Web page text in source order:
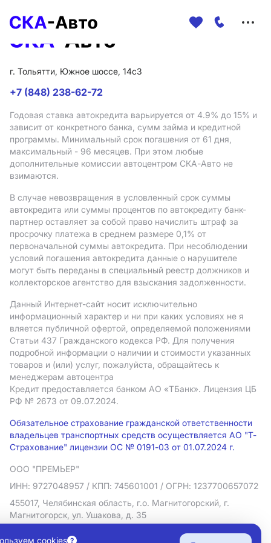
г. Тольятти, Южное шоссе, 14с3
+7 (848) 238-62-72
Годовая ставка автокредита варьируется от 4.9% до 15% и
зависит от конкретного банка, сумм займа и кредитной
программы. Минимальный срок погашения от 61 дня,
максимальный - 96 месяцев. При этом любые
дополнительные комиссии автоцентром СКА-Авто не
взимаются.
В случае невозвращения в условленный срок суммы
автокредита или суммы процентов по автокредиту банк-
партнер оставляет за собой право начислить штраф за
просрочку платежа в среднем размере 0,1% от
первоначальной суммы автокредита. При несоблюдении
условий погашения автокредита данные о нарушителе
могут быть переданы в специальный реестр должников и
коллекторское агентство для взыскания задолженности.
Данный Интернет-сайт носит исключительно
информационный характер и ни при каких условиях не я
вляется публичной офертой, определяемой положениями
Статьи 437 Гражданского кодекса РФ. Для получения
подробной информации о наличии и стоимости указанных
товаров и (или) услуг, пожалуйста, обращайтесь к
менеджерам автоцентра
Кредит предоставляется банком АO «ТБанк». Лицензия ЦБ
РФ № 2673 от 09.07.2024.
Обязательное страхование гражданской ответственности
владельцев транспортных средств осуществляется АО "Т-
Страхование" лицензии ОС № 0191-03 от 01.07.2024 г.
ООО "ПРЕМЬЕР"
ИНН: 9727048957 / КПП: 745601001 / ОГРН: 1237700657072
455017, Челябинская область, г.о. Магнитогорский, г.
Магнитогорск, ул. Ушакова, д. 35
Политика в отношении обработки персональных данных
cookies